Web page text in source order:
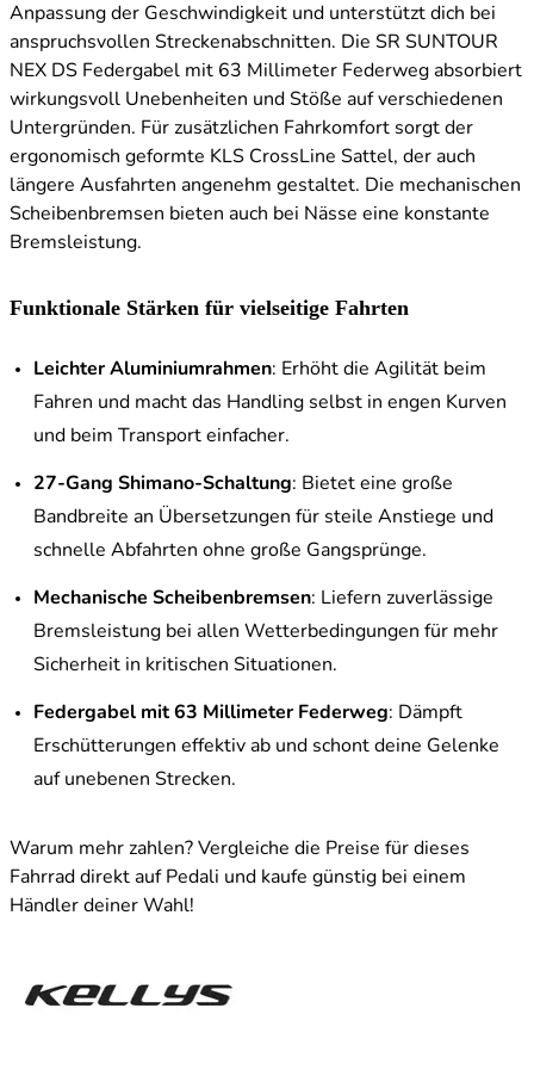
Anpassung der Geschwindigkeit und unterstützt dich bei
anspruchsvollen Streckenabschnitten. Die SR SUNTOUR
NEX DS Federgabel mit 63 Millimeter Federweg absorbiert
wirkungsvoll Unebenheiten und Stöße auf verschiedenen
Untergründen. Für zusätzlichen Fahrkomfort sorgt der
ergonomisch geformte KLS CrossLine Sattel, der auch
längere Ausfahrten angenehm gestaltet. Die mechanischen
Scheibenbremsen bieten auch bei Nässe eine konstante
Bremsleistung.
Funktionale Stärken für vielseitige Fahrten
Leichter Aluminiumrahmen: Erhöht die Agilität beim
Fahren und macht das Handling selbst in engen Kurven
und beim Transport einfacher.
27-Gang Shimano-Schaltung: Bietet eine große
Bandbreite an Übersetzungen für steile Anstiege und
schnelle Abfahrten ohne große Gangsprünge.
Mechanische Scheibenbremsen: Liefern zuverlässige
Bremsleistung bei allen Wetterbedingungen für mehr
Sicherheit in kritischen Situationen.
Federgabel mit 63 Millimeter Federweg: Dämpft
Erschütterungen effektiv ab und schont deine Gelenke
auf unebenen Strecken.
Warum mehr zahlen? Vergleiche die Preise für dieses
Fahrrad direkt auf Pedali und kaufe günstig bei einem
Händler deiner Wahl!